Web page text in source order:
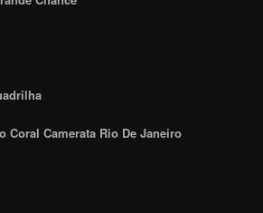
Coral Camerata Rio De Janeiro